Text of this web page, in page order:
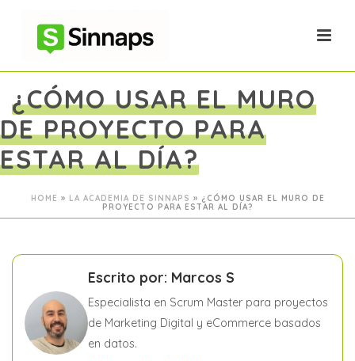
¿CÓMO USAR EL MURO
DE PROYECTO PARA
ESTAR AL DÍA?
HOME » LA ACADEMIA DE SINNAPS » ¿CÓMO USAR EL MURO DE
PROYECTO PARA ESTAR AL DÍA?
Escrito por: Marcos S
Especialista en Scrum Master para proyectos
de Marketing Digital y eCommerce basados
en datos.